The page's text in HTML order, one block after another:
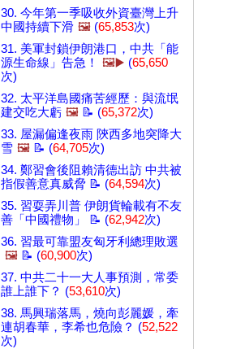
30. 今年第一季吸收外資臺灣上升
中國持續下滑 🖼️ (65,853次)
31. 美軍封鎖伊朗港口，中共「能
源生命線」告急！
🖼️▶️ (65,650
次)
32. 太平洋島國痛苦經歷：與流氓
建交吃大虧 🖼️ 📝 (65,372次)
33. 屋漏偏逢夜雨 陝西多地突降大
雪 🖼️ 📝 (64,705次)
34. 鄭習會後阻賴清德出訪 中共被
指假善意真威脅 📝 (64,594次)
35. 習耍弄川普 伊朗貨輪載有不友
善「中國禮物」 📝 (62,942次)
36. 習最可靠盟友匈牙利總理敗選
🖼️ 📝 (60,900次)
37. 中共二十一大人事預測，常委
誰上誰下？ (53,610次)
38. 馬興瑞落馬，燒向彭麗媛，牽
連胡春華，李希也危險？ (52,522
次)